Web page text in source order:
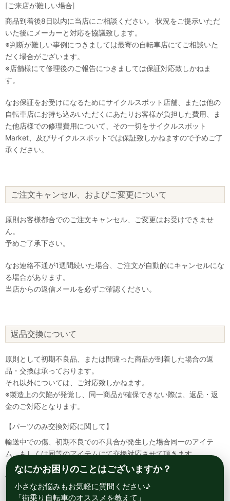
[ご来店が難しい場合]
商品到着後8日以内に当店にご相談ください。 状況をご提示いただ
いた後にメーカーと対応を協議致します。
※判断が難しい事例につきましては最寄の自転車店にてご相談いた
だく場合がございます。
※店舗様にて修理後のご報告につきましては保証対応致しかねま
す。
なお保証をお受けになるためにサイクルスポット店舗、または他の
自転車店にお持ち込みいただくにあたりお客様が負担した費用、ま
た他店様での修理費用について、その一切をサイクルスポット
Market、及びサイクルスポットでは保証致しかねますので予めご了
承ください。
ご注文キャンセル、およびご変更について
原則お客様都合でのご注文キャンセル、ご変更はお受けできませ
ん。
予めご了承下さい。
なお連絡不通が1週間続いた場合、ご注文が自動的にキャンセルにな
る場合があります。
当店からの返信メールを必ずご確認ください。
返品交換について
原則として初期不良品、または間違った商品が到着した場合の返
品・交換は承っております。
それ以外については、ご対応致しかねます。
※製造上の欠陥が発覚し、同一商品が確保できない際は、返品・返
金のご対応となります。
【パーツのみ交換対応に関して】
輸送中での傷、初期不良での不具合が発生した場合同一のアイテ
ム、もしくは同等のアイテムにて交換対応させて頂きます。
その場合該当部品を着払いにて返送して頂く必要が御座いますので
予めご了承ください。
なにかお困りのことはございますか？
小さなお悩みもお気軽に質問ください♪
「街乗り自転車のオススメを教えて」